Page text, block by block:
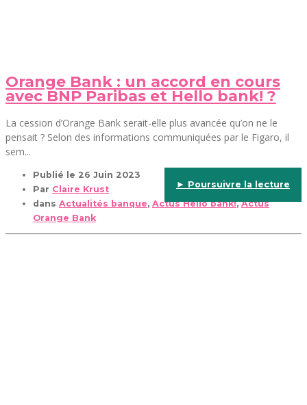
Orange Bank : un accord en cours
avec BNP Paribas et Hello bank! ?
La cession d’Orange Bank serait-elle plus avancée qu’on ne le
pensait ? Selon des informations communiquées par le Figaro, il
sem...
Publié le 26 Juin 2023
Par Claire Krust
dans Actualités banque, Actus Hello bank!,Actus
Orange Bank
► Poursuivre la lecture